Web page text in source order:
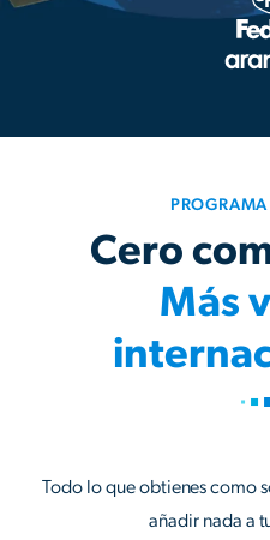
Cero
Más
Todo lo que obtienes como
añadir nada a